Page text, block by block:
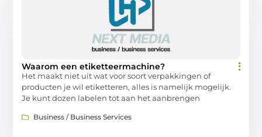
Waarom een etiketteermachine?
Het maakt niet uit wat voor soort verpakkingen of
producten je wil etiketteren, alles is namelijk mogelijk.
Je kunt dozen labelen tot aan het aanbrengen
Business / Business Services